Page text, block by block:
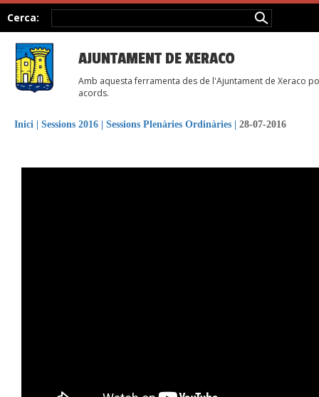
Cerca:
AJUNTAMENT DE XERACO
Amb aquesta ferramenta des de l'Ajuntament de Xeraco
acords.
Inici Sessions 2016 Sessions Plenàries Ordinàries 28-07-2016